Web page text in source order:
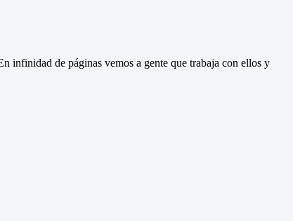
infinidad de páginas vemos a gente que trabaja con ellos y